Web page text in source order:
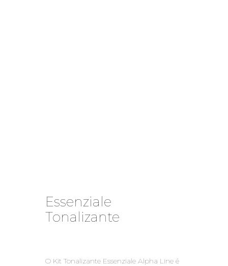
Essenziale
Tonalizante
O Kit Tonalizante Essenziale Alpha Line é